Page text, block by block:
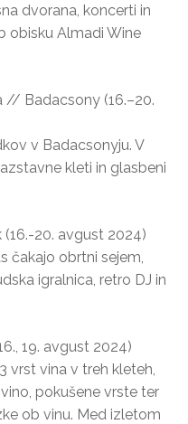
dvorana, koncerti in
obisku Almadi Wine
// Badacsony (16.–20.
v Badacsonyju. V
kleti in glasbeni
20. avgust 2024)
čakajo obrtni sejem,
igralnica, retro DJ in
19. avgust 2024)
vrst vina v treh kleteh,
pokušene vrste ter
ob vinu. Med izletom